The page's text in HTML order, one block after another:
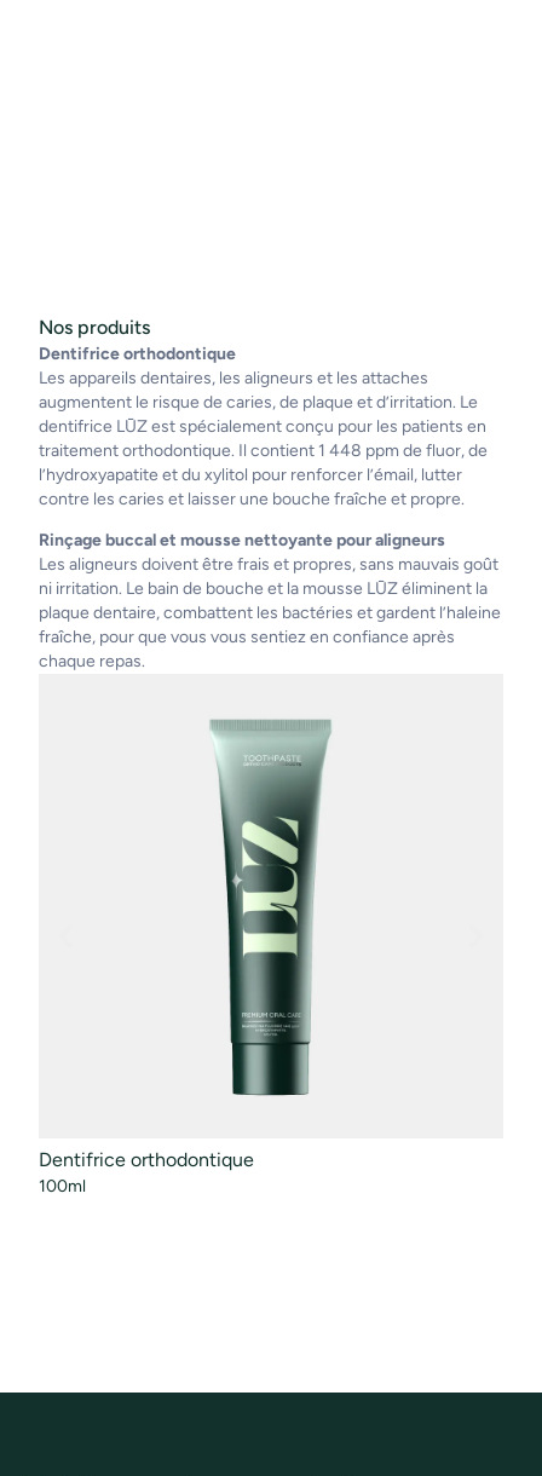
Nos produits
Dentifrice orthodontique
Les appareils dentaires, les aligneurs et les attaches
augmentent le risque de caries, de plaque et d’irritation. Le
dentifrice LŪZ est spécialement conçu pour les patients en
traitement orthodontique. Il contient 1 448 ppm de fluor, de
l’hydroxyapatite et du xylitol pour renforcer l’émail, lutter
contre les caries et laisser une bouche fraîche et propre.
Rinçage buccal et mousse nettoyante pour aligneurs
Les aligneurs doivent être frais et propres, sans mauvais goût
ni irritation. Le bain de bouche et la mousse LŪZ éliminent la
plaque dentaire, combattent les bactéries et gardent l’haleine
fraîche, pour que vous vous sentiez en confiance après
chaque repas.
Dentifrice orthodontique
100ml